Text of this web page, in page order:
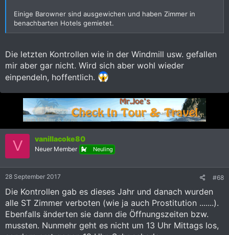
Einige Barowner sind ausgewichen und haben Zimmer in
benachbarten Hotels gemietet.
Die letzten Kontrollen wie in der Windmill usw. gefallen
mir aber gar nicht. Wird sich aber wohl wieder
einpendeln, hoffentlich.
V vanillacoke80
Neuer Member Neuling
28 September 2017 #68
Die Kontrollen gab es dieses Jahr und danach wurden
alle ST Zimmer verboten (wie ja auch Prostitution .......).
Ebenfalls änderten sie dann die Öffnungszeiten bzw.
mussten. Nunmehr geht es nicht um 13 Uhr Mittags los,